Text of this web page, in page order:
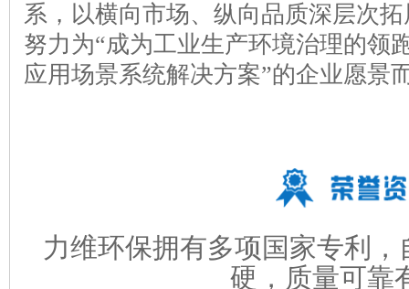
系，以横向市场、纵向品质深层次
努力为“成为工业生产环境治理的领
应用场景系统解决方案”的企业愿景
力维环保拥有多项国家专利
硬，质量可靠